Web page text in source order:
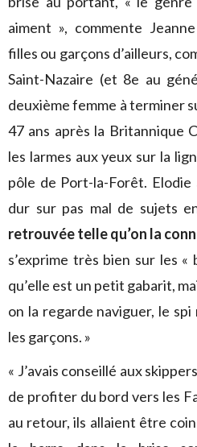
aiment », commente
filles ou garçons d’ailleurs,
Saint-Nazaire (et 8e au
deuxième femme à terminer
47 ans après la Britannique
les larmes aux yeux sur la
pôle de Port-la-Forêt.
dur sur pas mal de sujets
retrouvée telle qu’on la
s’exprime très bien sur les
qu’elle est un petit gabarit,
on la regarde naviguer, le spi
les garçons. »
« J’avais conseillé aux
de profiter du bord vers les
au retour, ils allaient être